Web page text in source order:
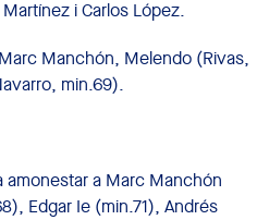
i Carlos López.
Manchón, Melendo (Rivas,
min.69).
amonestar a Marc Manchón
Edgar Ie (min.71), Andrés